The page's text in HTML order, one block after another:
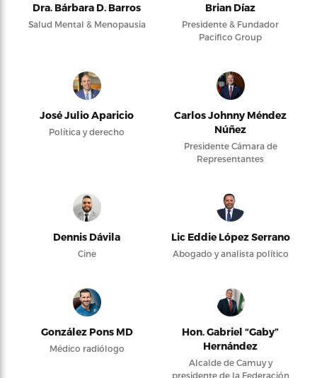
Dra. Bárbara D. Barros
Salud Mental & Menopausia
Brian Díaz
Presidente & Fundador
Pacifico Group
José Julio Aparicio
Política y derecho
Carlos Johnny Méndez
Núñez
Presidente Cámara de
Representantes
Dennis Dávila
Cine
Lic Eddie López Serrano
Abogado y analista político
González Pons MD
Médico radiólogo
Hon. Gabriel “Gaby”
Hernández
Alcalde de Camuy y
presidente de la Federación